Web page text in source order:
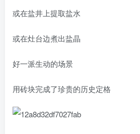
或在盐井上提取盐水
或在灶台边煮出盐晶
好一派生动的场景
用砖块完成了珍贵的历史定格